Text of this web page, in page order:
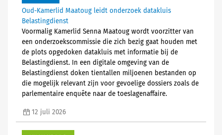
Oud-Kamerlid Maatoug leidt onderzoek datakluis
Belastingdienst
Voormalig Kamerlid Senna Maatoug wordt voorzitter van
een onderzoekscommissie die zich bezig gaat houden met
de plots opgedoken datakluis met informatie bij de
Belastingdienst. In een digitale omgeving van de
Belastingdienst doken tientallen miljoenen bestanden op
die mogelijk relevant zijn voor gevoelige dossiers zoals de
parlementaire enquête naar de toeslagenaffaire.
12 juli 2026